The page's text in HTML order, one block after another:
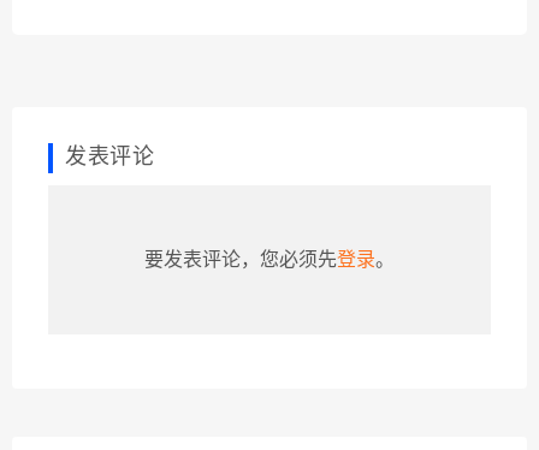
发表评论
要发表评论，您必须先登录。